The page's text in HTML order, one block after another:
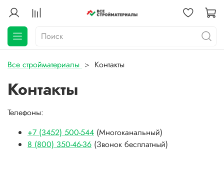
Все стройматериалы Контакты
Контакты
Телефоны:
+7 (3452) 500-544 (Многоканальный)
8 (800) 350-46-36 (Звонок бесплатный)